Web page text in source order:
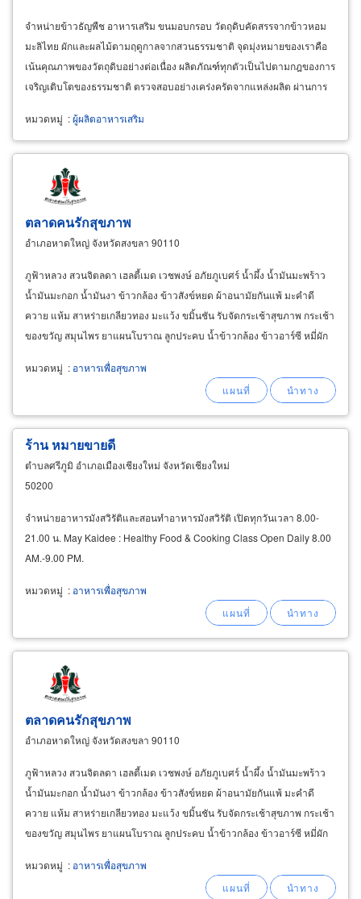
จำหน่ายข้าวธัญพืช อาหารเสริม ขนมอบกรอบ วัตถุดิบคัดสรรจากข้าวหอม
มะลิไทย ผักและผลไม้ตามฤดูกาลจากสวนธรรมชาติ จุดมุ่งหมายของเราคือ
เน้นคุณภาพของวัตถุดิบอย่างต่อเนื่อง ผลิตภัณฑ์ทุกตัวเป็นไปตามกฎของการ
เจริญเติบโตของธรรมชาติ ตรวจสอบอย่างเคร่งครัดจากแหล่งผลิต ผ่านการ
หมวดหมู่ :ผู้ผลิตอาหารเสริม
ตลาดคนรักสุขภาพ
อำเภอหาดใหญ่ จังหวัดสงขลา 90110
ภูฟ้าหลวง สวนจิตลดา เฮลตี้เมด เวชพงษ์ อภัยภูเบศร์ น้ำผึ้ง น้ำมันมะพร้าว
น้ำมันมะกอก น้ำมันงา ข้าวกล้อง ข้าวสังข์หยด ผ้าอนามัยกันแพ้ มะคำดี
ควาย แห้ม สาหร่ายเกลียวทอง มะแว้ง ขมิ้นชัน รับจัดกระเช้าสุขภาพ กระเช้า
ของขวัญ สมุนไพร ยาแผนโบราณ ลูกประคบ น้ำข้าวกล้อง ข้าวอาร์ซี หมี่ผัก
หมวดหมู่ : อาหารเพื่อสุขภาพ
ร้าน หมายขายดี
ตำบลศรีภูมิ อำเภอเมืองเชียงใหม่ จังหวัดเชียงใหม่
50200
จำหน่ายอาหารมังสวิรัติและสอนทำอาหารมังสวิรัติ เปิดทุกวันเวลา 8.00-
21.00 น. May Kaidee : Healthy Food & Cooking Class Open Daily 8.00
AM.-9.00 PM.
หมวดหมู่ : อาหารเพื่อสุขภาพ
ตลาดคนรักสุขภาพ
อำเภอหาดใหญ่ จังหวัดสงขลา 90110
ภูฟ้าหลวง สวนจิตลดา เฮลตี้เมด เวชพงษ์ อภัยภูเบศร์ น้ำผึ้ง น้ำมันมะพร้าว
น้ำมันมะกอก น้ำมันงา ข้าวกล้อง ข้าวสังข์หยด ผ้าอนามัยกันแพ้ มะคำดี
ควาย แห้ม สาหร่ายเกลียวทอง มะแว้ง ขมิ้นชัน รับจัดกระเช้าสุขภาพ กระเช้า
ของขวัญ สมุนไพร ยาแผนโบราณ ลูกประคบ น้ำข้าวกล้อง ข้าวอาร์ซี หมี่ผัก
หมวดหมู่ : อาหารเพื่อสุขภาพ